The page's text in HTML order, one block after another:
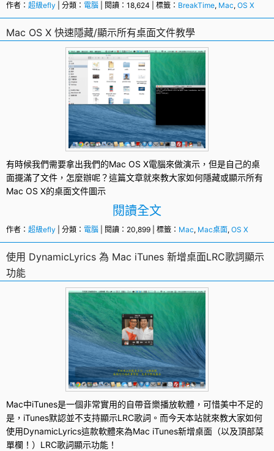
作者： 超級efly | 分類： 電腦 | 閱讀：18,624 | 標籤： BreakTime, Mac, OS X
Mac OS X 快速隱藏/顯示所有桌面文件教學
有時候我們需要拿出我們的Mac OS X電腦來做演示，但是自己的桌
面擺滿了文件，怎麼辦呢？這篇文章就來教大家如何隱藏或顯示所有
Mac OS X的桌面文件圖示
閱讀全文
作者： 超級efly | 分類： 電腦 | 閱讀：20,899 | 標籤： Mac, Mac桌面, OS X
使用 DynamicLyrics 為 Mac iTunes 新增桌面LRC歌詞顯示
功能
Mac中iTunes是一個非常實用的自帶音樂播放軟體，可惜美中不足的
是，iTunes默認並不支持顯示LRC歌詞 。而今天本站就來教大家如何
使用DynamicLyrics這款軟體來為Mac iTunes新增桌面（以及頂部菜
單欄！） LRC歌詞顯示功能！